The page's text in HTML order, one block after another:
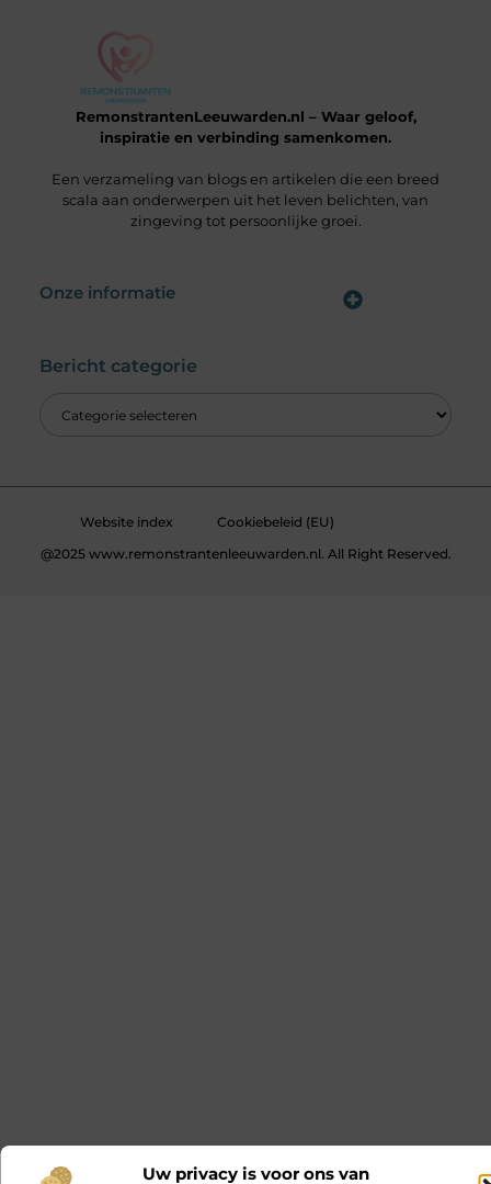
Uw privacy is voor ons van
RemonstrantenLeeuwarden.nl – Waar geloof,
inspiratie en verbinding samenkomen.
Een verzameling van blogs en artikelen die een breed
scala aan onderwerpen uit het leven belichten, van
zingeving tot persoonlijke groei.
Onze informatie
Bericht categorie
Website index
Cookiebeleid (EU)
@2025 www.remonstrantenleeuwarden.nl. All Right Reserved.